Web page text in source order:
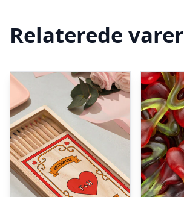
Relaterede varer